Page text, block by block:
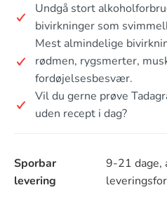
Undgå stort
bivirkninger som
Mest almindelige
rødmen, rygsmerter,
fordøjelsesbesvær.
Vil du gerne prøve
uden recept i dag?
Sporbar
levering
9-21 dage,